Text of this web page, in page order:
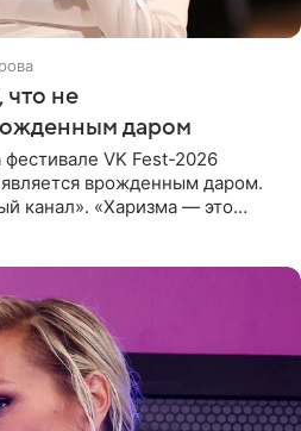
что не
даром
VK Fest-2026
является врожденным даром.
канал». «Харизма — это